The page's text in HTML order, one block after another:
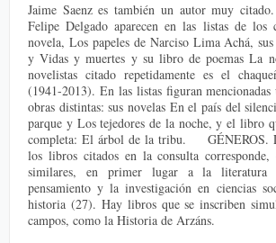
Jaime Saenz es también un autor muy
Felipe Delgado aparecen en las listas de los
novela, Los papeles de Narciso Lima Achá,
y Vidas y muertes y su libro de poemas La
novelistas citado repetidamente es el
(1941-2013). En las listas figuran mencionadas
obras distintas: sus novelas En el país del
parque y Los tejedores de la noche, y el libro
completa: El árbol de la tribu. GÉNEROS.
los libros citados en la consulta corresponde,
similares, en primer lugar a la literatura
pensamiento y la investigación en ciencias
historia (27). Hay libros que se inscriben
campos, como la Historia de Arzáns.